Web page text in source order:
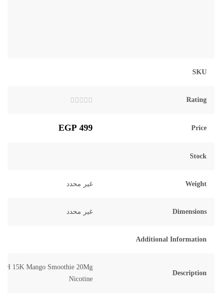
SKU
Rating
0
من
Price
499
EGP
Stock
Weight غير محدد
Dimensions غير محدد
Additional Information
Description
15K Mango Smoothie 20Mg
Nicotine